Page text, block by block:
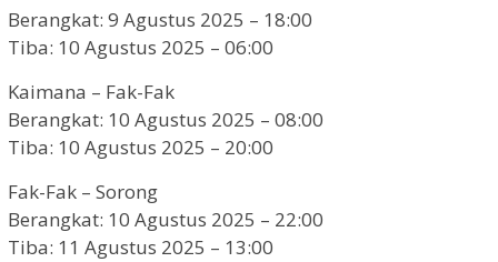
Berangkat: 9 Agustus 2025 – 18:00
Tiba: 10 Agustus 2025 – 06:00
Kaimana – Fak-Fak
Berangkat: 10 Agustus 2025 – 08:00
Tiba: 10 Agustus 2025 – 20:00
Fak-Fak – Sorong
Berangkat: 10 Agustus 2025 – 22:00
Tiba: 11 Agustus 2025 – 13:00